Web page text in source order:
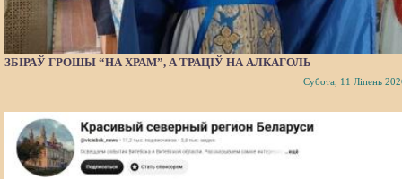
ЗБІРАЎ ГРОШЫ “НА ХРАМ”, А ТРАЦІЎ НА АЛКАГОЛЬ
Субота, 11 Ліпень